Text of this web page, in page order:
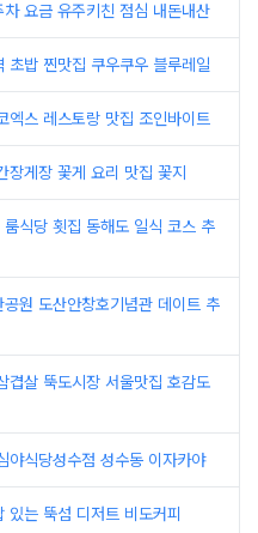
요금 유주키친 점심 내돈내산
초밥 찐맛집 쿠우쿠우 블루레일
엑스 레스토랑 맛집 조인바이트
장게장 꽃게 요리 맛집 꽃지
식당 횟집 동해도 일식 코스 추
원 도산안창호기념관 데이트 추
겹살 뚝도시장 서울맛집 호감도
야식당성수점 성수동 이자카야
는 뚝섬 디저트 비도커피